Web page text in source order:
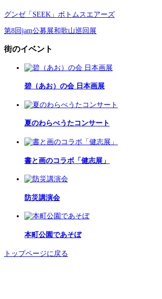
グンゼ「SEEK」ボトムスエアーズ
第8回jam公募展和歌山巡回展
街のイベント
碧（あお）の会 日本画展
夏のわらべうたコンサート
書と画のコラボ「健志展」
防災講演会
本町公園であそぼ
トップページに戻る